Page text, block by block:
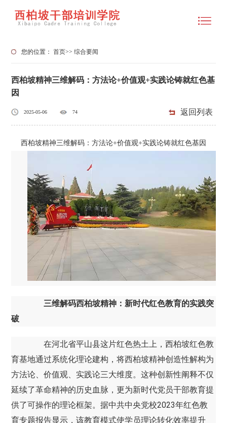
您的位置：首页>>综合要闻
西柏坡精神三维解码：方法论+价值观+实践论铸就红色基
因
2025-05-06 74 返回列表
西柏坡精神三维解码：方法论+价值观+实践论铸就红色基因
三维解码西柏坡精神：新时代红色教育的实践突
破
在河北省平山县这片红色热土上，西柏坡红色教
育基地通过系统化理论建构，将西柏坡精神创造性解构为
方法论、价值观、实践论三大维度。这种创新性阐释不仅
延续了革命精神的历史血脉，更为新时代党员干部教育提
供了可操作的理论框架。据中共中央党校2023年红色教
育专题报告显示，该教育模式使学员理论转化效率提升